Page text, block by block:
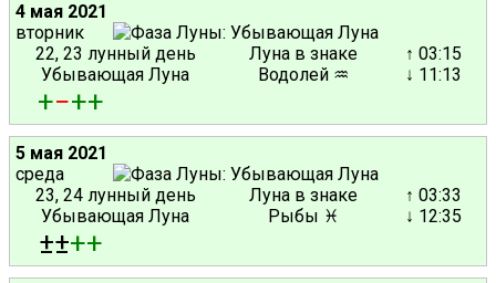
4 мая 2021
вторник
22, 23 лунный день
Убывающая Луна
Луна в знаке
Водолей ♒
↑ 03:15
↓ 11:13
+−++
5 мая 2021
среда
23, 24 лунный день
Убывающая Луна
Луна в знаке
Рыбы ♓
↑ 03:33
↓ 12:35
±±++